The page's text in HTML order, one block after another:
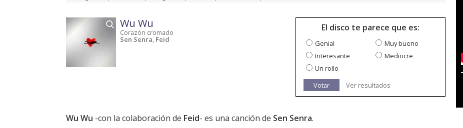
Wu Wu
Corazón cromado
Sen Senra, Feid
El disco te parece que es:
Genial
Muy bueno
Interesante
Mediocre
Un rollo
Votar
Ver resultados
Wu Wu -con la colaboración de Feid- es una canción de Sen Senra.